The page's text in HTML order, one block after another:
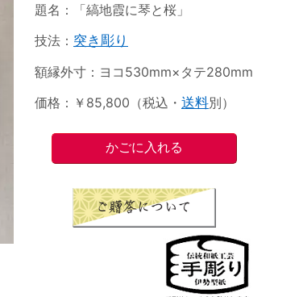
題名：「縞地霞に琴と桜」
技法： 突き彫り
額縁外寸：ヨコ530mm×タテ280mm
価格：￥85,800（税込・ 送料別）